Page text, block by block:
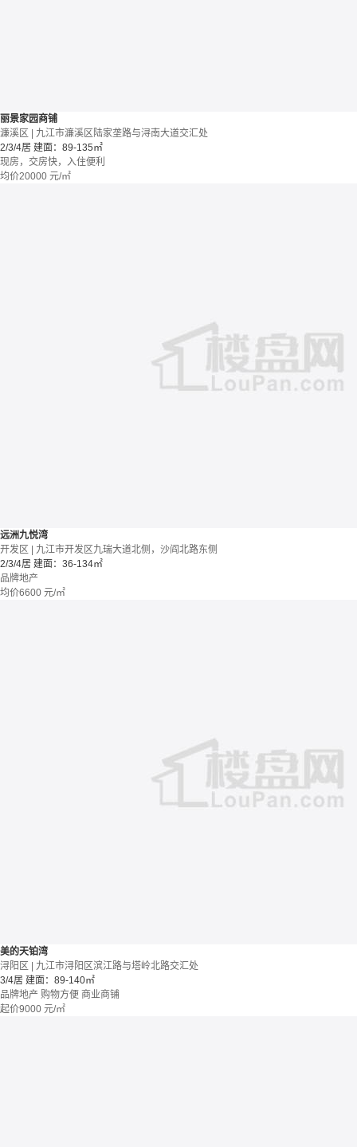
丽景家园商铺
濂溪区 | 九江市濂溪区陆家垄路与浔南大道交汇处
2/3/4居 建面：89-135㎡
现房，交房快，入住便利
均价20000 元/㎡
远洲九悦湾
开发区 | 九江市开发区九瑞大道北侧，沙阎北路东侧
2/3/4居 建面：36-134㎡
品牌地产
均价6600 元/㎡
美的天铂湾
浔阳区 | 九江市浔阳区滨江路与塔岭北路交汇处
3/4居 建面：89-140㎡
品牌地产 购物方便 商业商铺
起价9000 元/㎡